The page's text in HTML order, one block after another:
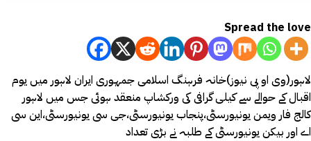
Spread the love
لاہور(وی او پی نیوز)خانہ فرہنگ اسلامی جمہوری ایران لاہور میں یوم
اقبال کے حوالے سے کیلی گرافی کی ورکشاپ منعقد ہوئی جس میں لاہور
کالج فار ویمن یونیورسٹی،پنجاب یونیورسٹی،جی سی یونیورسٹی،این سی
اے اور بیکن یونیورسٹی کے طلبہ نے بڑی تعداد